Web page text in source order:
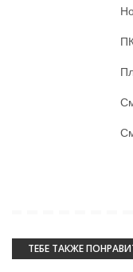
ТЕБЕ ТАКЖЕ